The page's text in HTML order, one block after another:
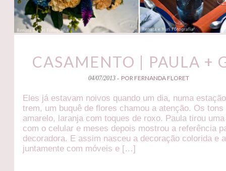
CASAMENTO | PAULA +
04/07/2013 - POR FERNANDA FLORET
Eles já estavam noivos quando um dia, numa
trem, um buquê de flores chamou a atenção. Os tons
amarelo, laranja com toques de roxo. Paula tirou
com o celular e meses depois mostrou a referência
decoradora. E assim nasceu a decoração colorida e
juntamente com móveis e […]